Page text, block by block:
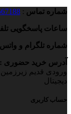
شماره تماس :
ساعات پاسخگویی تلفنی : 10
شماره تلگرام و واتس
آدرس خرید حضوری :
ورودی قدیم
دیجیتال
حساب کاربری